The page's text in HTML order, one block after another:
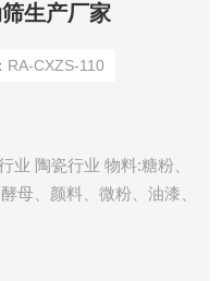
生产厂家
RA-CXZS-110
业 陶瓷行业 物料:糖粉、
母、颜料、微粉、油漆、
西药颗粒.超声波振动筛